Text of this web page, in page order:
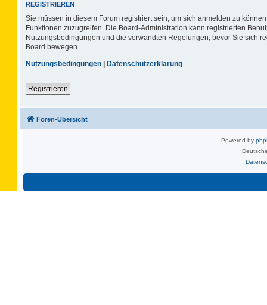
REGISTRIEREN
Sie müssen in diesem Forum registriert sein, um sich anmelden zu
Funktionen zuzugreifen. Die Board-Administration kann registrierten
Nutzungsbedingungen und die verwandten Regelungen, bevor Sie sich
Board bewegen.
Nutzungsbedingungen | Datenschutzerklärung
Registrieren
Foren-Übersicht
Powered by